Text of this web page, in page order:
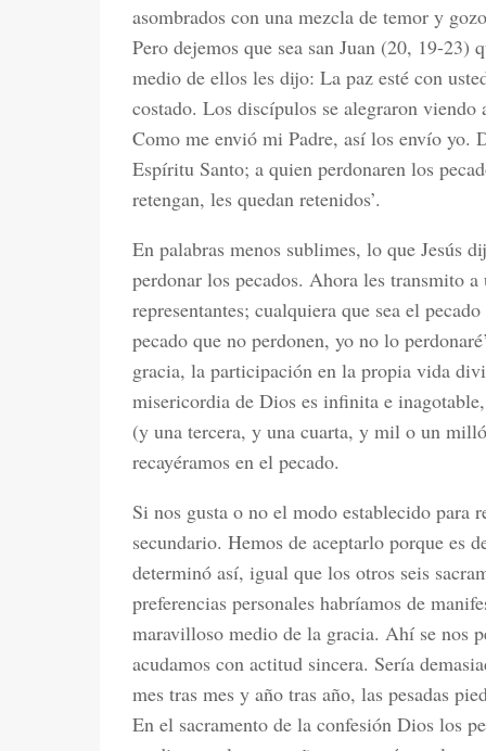
asombrados con una mezcla de temor y
Pero dejemos que sea san Juan (20, 19-23)
medio de ellos les dijo: La paz esté con
costado. Los discípulos se alegraron
Como me envió mi Padre, así los envío yo.
Espíritu Santo; a quien perdonaren los
retengan, les quedan retenidos’.
En palabras menos sublimes, lo que Jesús
perdonar los pecados. Ahora les transmito a
representantes; cualquiera que sea el
pecado que no perdonen, yo no lo
gracia, la participación en la propia vida
misericordia de Dios es infinita e
(y una tercera, y una cuarta, y mil o un
recayéramos en el pecado.
Si nos gusta o no el modo establecido para
secundario. Hemos de aceptarlo porque es
determinó así, igual que los otros seis
preferencias personales habríamos de
maravilloso medio de la gracia. Ahí se nos
acudamos con actitud sincera. Sería
mes tras mes y año tras año, las pesadas
En el sacramento de la confesión Dios los